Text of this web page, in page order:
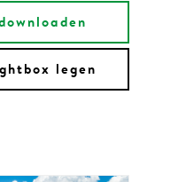
legen